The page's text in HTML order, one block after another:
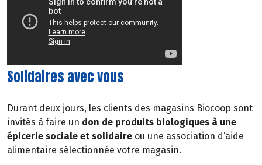
Solidaires avec vous
Durant deux jours, les clients des magasins Biocoop sont
invités à faire un don de produits biologiques à une
épicerie sociale et solidaire ou une association d’aide
alimentaire sélectionnée votre magasin.